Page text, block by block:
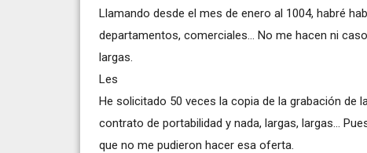
Llamando desde el mes de enero al 1004, habré
departamentos, comerciales... No me hacen ni
largas.
Les
He solicitado 50 veces la copia de la grabación de
contrato de portabilidad y nada, largas, largas...
que no me pudieron hacer esa oferta.